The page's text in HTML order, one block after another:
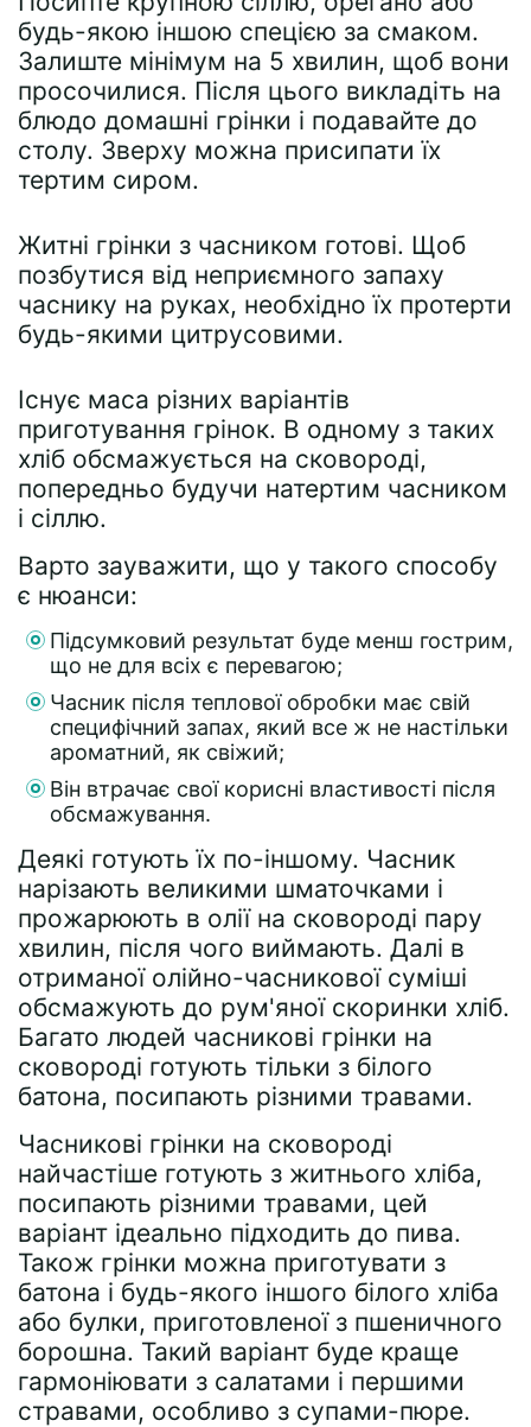
будь-якою іншою спецією за смаком.
Залиште мінімум на 5 хвилин, щоб вони
просочилися. Після цього викладіть на
блюдо домашні грінки і подавайте до
столу. Зверху можна присипати їх
тертим сиром.
Житні грінки з часником готові. Щоб
позбутися від неприємного запаху
часнику на руках, необхідно їх протерти
будь-якими цитрусовими.
Існує маса різних варіантів
приготування грінок. В одному з таких
хліб обсмажується на сковороді,
попередньо будучи натертим часником
і сіллю.
Варто зауважити, що у такого способу
є нюанси:
Підсумковий результат буде менш гострим,
що не для всіх є перевагою;
Часник після теплової обробки має свій
специфічний запах, який все ж не настільки
ароматний, як свіжий;
Він втрачає свої корисні властивості після
обсмажування.
Деякі готують їх по-іншому. Часник
нарізають великими шматочками і
прожарюють в олії на сковороді пару
хвилин, після чого виймають. Далі в
отриманої олійно-часникової суміші
обсмажують до рум'яної скоринки хліб.
Багато людей часникові грінки на
сковороді готують тільки з білого
батона, посипають різними травами.
Часникові грінки на сковороді
найчастіше готують з житнього хліба,
посипають різними травами, цей
варіант ідеально підходить до пива.
Також грінки можна приготувати з
батона і будь-якого іншого білого хліба
або булки, приготовленої з пшеничного
борошна. Такий варіант буде краще
гармоніювати з салатами і першими
стравами, особливо з супами-пюре.